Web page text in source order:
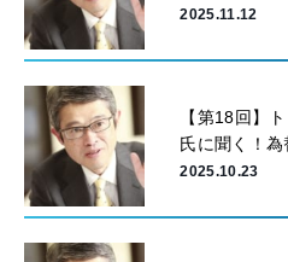
2025.11.12
【第18回】
氏に聞く！
2025.10.23